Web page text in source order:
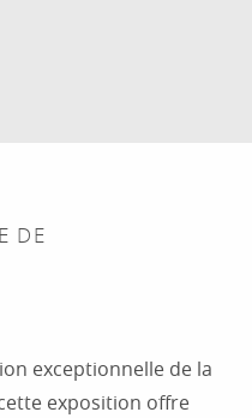
DE
exceptionnelle de la
exposition offre